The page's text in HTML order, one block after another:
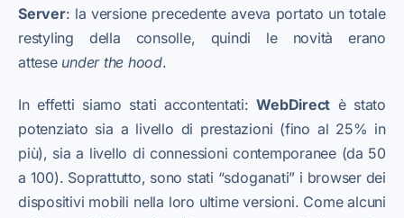
Server: la versione precedente aveva portato un totale
restyling della consolle, quindi le novità erano
attese under the hood.
In effetti siamo stati accontentati:WebDirect è stato
potenziato sia a livello di prestazioni (fino al 25% in
più), sia a livello di connessioni contemporanee (da 50
a 100). Soprattutto, sono stati “sdoganati” i browser dei
dispositivi mobili nella loro ultime versioni. Come alcuni